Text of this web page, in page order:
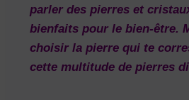
parler des pierres et
bienfaits pour le bien-être.
choisir la pierre qui te
cette multitude de pierres